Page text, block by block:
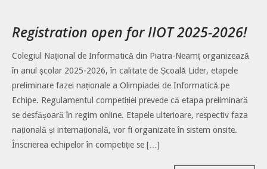
Registration open for IIOT 2025-2026!
Colegiul Național de Informatică din Piatra-Neamț organizează
în anul școlar 2025-2026, în calitate de Școală Lider, etapele
preliminare fazei naționale a Olimpiadei de Informatică pe
Echipe. Regulamentul competiției prevede că etapa preliminară
se desfășoară în regim online. Etapele ulterioare, respectiv faza
națională și internațională, vor fi organizate în sistem onsite.
Înscrierea echipelor în competiție se […]